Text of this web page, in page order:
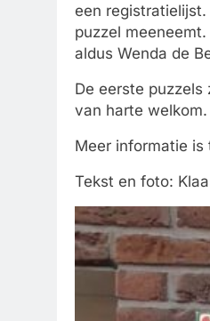
een
puzzel
aldus Wenda de
De eerste
van harte
Meer informatie is
Tekst en foto: